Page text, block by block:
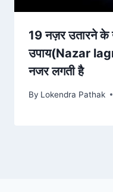
19 नज़र उतारने
उपाय(Nazar
नजर लगती है
By Lokendra Pathak